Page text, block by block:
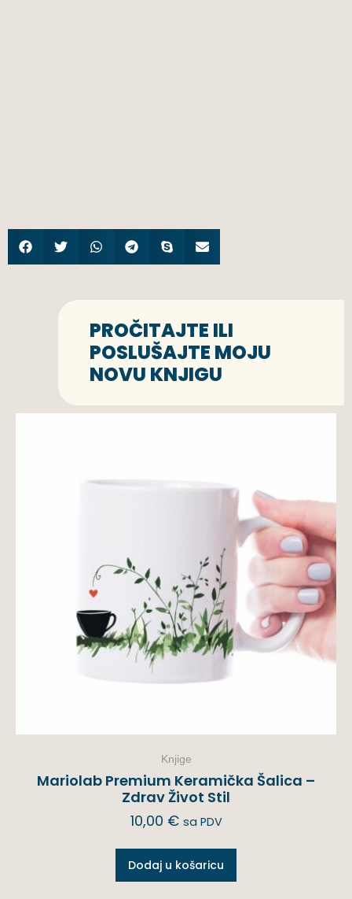
PROČITAJTE ILI
POSLUŠAJTE MOJU
NOVU KNJIGU
Knjige
Mariolab Premium Keramička Šalica –
Zdrav Život Stil
10,00 € sa PDV
Dodaj u košaricu